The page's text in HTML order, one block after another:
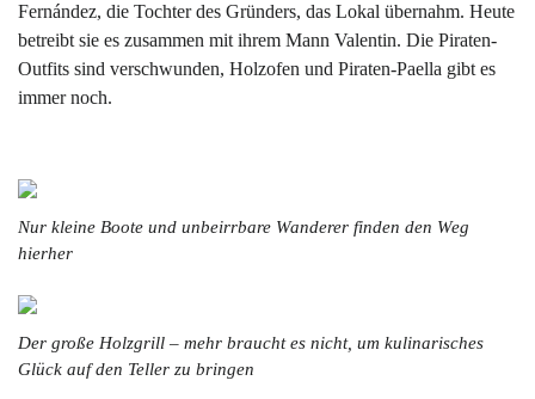
Fernández, die Tochter des Gründers, das Lokal übernahm. Heute
betreibt sie es zusammen mit ihrem Mann Valentin. Die Piraten-
Outfits sind verschwunden, Holzofen und Piraten-Paella gibt es
immer noch.
Nur kleine Boote und unbeirrbare Wanderer finden den Weg
hierher
Der große Holzgrill – mehr braucht es nicht, um kulinarisches
Glück auf den Teller zu bringen